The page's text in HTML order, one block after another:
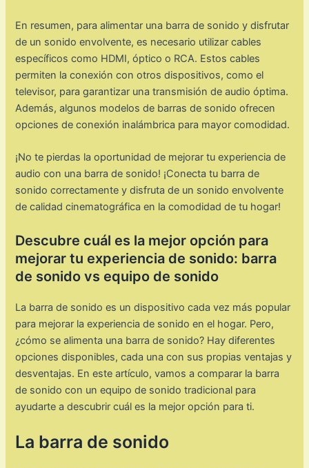
En resumen, para alimentar una barra de sonido y disfrutar
de un sonido envolvente, es necesario utilizar cables
específicos como HDMI, óptico o RCA. Estos cables
permiten la conexión con otros dispositivos, como el
televisor, para garantizar una transmisión de audio óptima.
Además, algunos modelos de barras de sonido ofrecen
opciones de conexión inalámbrica para mayor comodidad.
¡No te pierdas la oportunidad de mejorar tu experiencia de
audio con una barra de sonido! ¡Conecta tu barra de
sonido correctamente y disfruta de un sonido envolvente
de calidad cinematográfica en la comodidad de tu hogar!
Descubre cuál es la mejor opción para
mejorar tu experiencia de sonido: barra
de sonido vs equipo de sonido
La barra de sonido es un dispositivo cada vez más popular
para mejorar la experiencia de sonido en el hogar. Pero,
¿cómo se alimenta una barra de sonido? Hay diferentes
opciones disponibles, cada una con sus propias ventajas y
desventajas. En este artículo, vamos a comparar la barra
de sonido con un equipo de sonido tradicional para
ayudarte a descubrir cuál es la mejor opción para ti.
La barra de sonido